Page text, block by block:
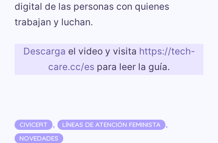
digital de las personas con quienes
trabajan y luchan.
Descarga el video y visita https://tech-
care.cc/es para leer la guía.
Categorías
CIVICERT , LÍNEAS DE ATENCIÓN FEMINISTA ,
NOVEDADES